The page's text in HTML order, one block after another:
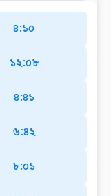
৪:১০
১২:০৮
৪:৪১
৬:৪২
৮:০১